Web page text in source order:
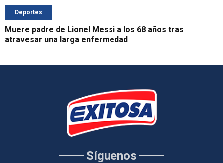
Deportes
Muere padre de Lionel Messi a los 68 años tras
atravesar una larga enfermedad
Síguenos